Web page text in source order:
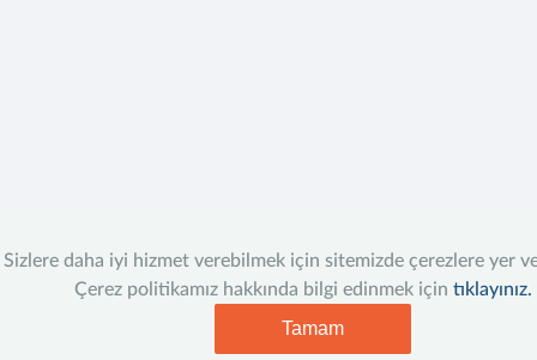
Sizlere daha iyi hizmet verebilmek için sitemizde çerezlere yer
Çerez politikamız hakkında bilgi edinmek için tıklayınız.
Tamam